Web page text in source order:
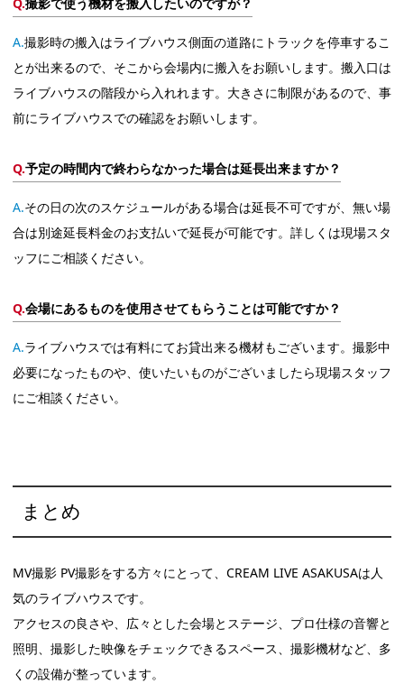
撮影時の搬入はライブハウス側面の道路にトラックを停車するこ
とが出来るので、そこから会場内に搬入をお願いします。搬入口は
ライブハウスの階段から入れれます。大きさに制限があるので、事
前にライブハウスでの確認をお願いします。
予定の時間内で終わらなかった場合は延長出来ますか？
その日の次のスケジュールがある場合は延長不可ですが、無い場
合は別途延長料金のお支払いで延長が可能です。詳しくは現場スタ
ッフにご相談ください。
会場にあるものを使用させてもらうことは可能ですか？
ライブハウスでは有料にてお貸出来る機材もございます。撮影中
必要になったものや、使いたいものがございましたら現場スタッフ
にご相談ください。
まとめ
MV撮影 PV撮影をする方々にとって、CREAM LIVE ASAKUSAは人
気のライブハウスです。
アクセスの良さや、広々とした会場とステージ、プロ仕様の音響と
照明、撮影した映像をチェックできるスペース、撮影機材など、多
くの設備が整っています。